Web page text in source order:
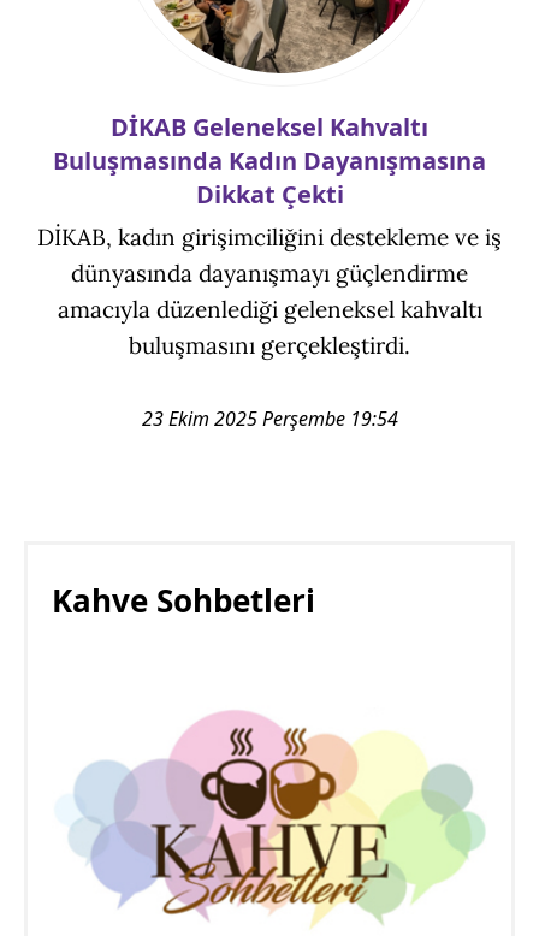
DİKAB Geleneksel Kahvaltı
Buluşmasında Kadın Dayanışmasına
Dikkat Çekti
DİKAB, kadın girişimciliğini destekleme ve iş
dünyasında dayanışmayı güçlendirme
amacıyla düzenlediği geleneksel kahvaltı
buluşmasını gerçekleştirdi.
23 Ekim 2025 Perşembe 19:54
Kahve Sohbetleri